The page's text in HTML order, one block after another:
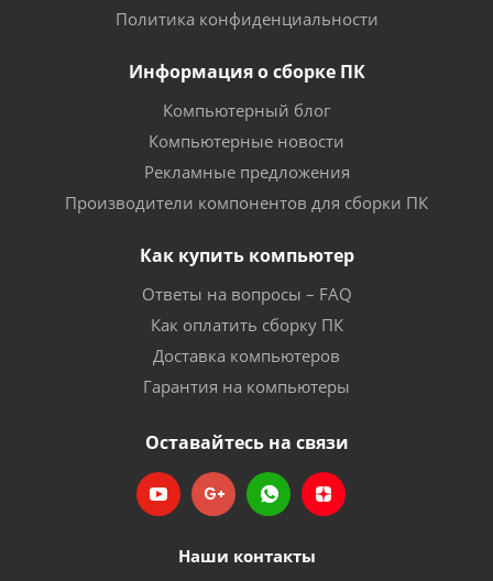
Политика конфиденциальности
Информация о сборке ПК
Компьютерный блог
Компьютерные новости
Рекламные предложения
Производители компонентов для сборки ПК
Как купить компьютер
Ответы на вопросы – FAQ
Как оплатить сборку ПК
Доставка компьютеров
Гарантия на компьютеры
Оставайтесь на связи
Наши контакты